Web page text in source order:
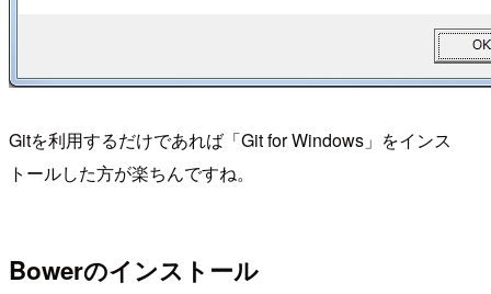
Gitを利用するだけであれば「Git for Windows」をインス
トールした方が楽ちんですね。
Bowerのインストール